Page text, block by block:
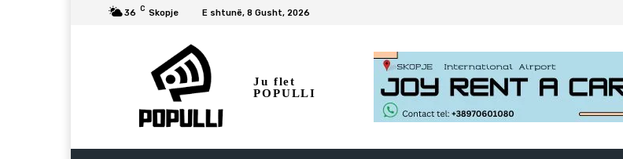
36 C Skopje E shtunë, 8 Gusht, 2026
Ju flet
POPULLI